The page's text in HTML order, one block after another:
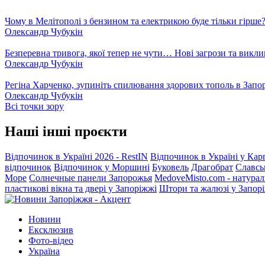
Чому в Мелітополі з бензином та електрикою буде тільки гірше?
Олександр Чубукін
Безперевна тривога, якої тепер не чути… Нові загрози та
Олександр Чубукін
Регіна Харченко, зупиніть спилювання здорових тополь в
Олександр Чубукін
Всі точки зору
Наші інші проєкти
Відпочинок в Україні 2026 - RestIN Відпочинок в Україні у
відпочинок Відпочинок у Моршині Буковель Драгобрат
Море Солнечные панели Запорожья MedoveMisto.com -
пластикові вікна та двері у Запоріжжі Штори та жалюзі у
Новини
Ексклюзив
Фото-відео
Україна